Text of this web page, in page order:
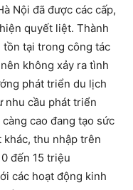
Nội đã được các cấp,
quyết liệt. Thành
tồn tại trong công tác
không xảy ra tình
phát triển du lịch
nhu cầu phát triển
cao đang tạo sức
thu nhập trên
đến 15 triệu
các hoạt động kinh